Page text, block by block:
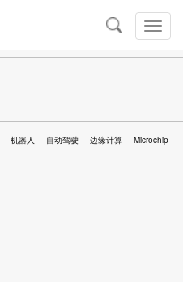
切
换
导
导
航
机器人 自动驾驶 边缘计算 Microchip